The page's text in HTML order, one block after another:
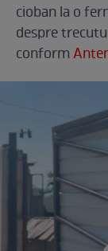
cioban la o
despre
conform